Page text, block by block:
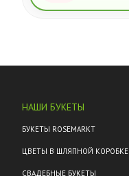
НАШИ БУКЕТЫ
БУКЕТЫ ROSEMARKT
ЦВЕТЫ В ШЛЯПНОЙ КОРОБКЕ
СВАДЕБНЫЕ БУКЕТЫ